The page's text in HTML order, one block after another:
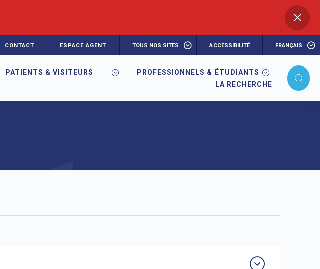
CONTACT ESPACE AGENT TOUS NOS SITES ACCESSIBILITÉ FRANÇAIS
PATIENTS & VISITEURS
PROFESSIONNELS & ÉTUDIANTS
LA RECHERCHE